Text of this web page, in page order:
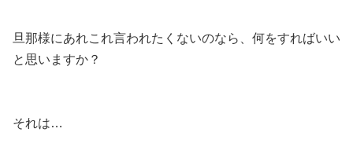
旦那様にあれこれ言われたくないのなら、何をすればいい
と思いますか？
それは…